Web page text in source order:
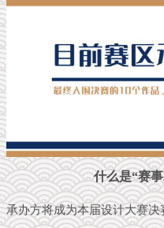
什么是“赛
承办方将成为本届设计大赛